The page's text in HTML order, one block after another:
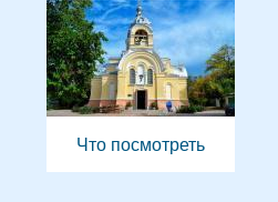
Что посмотреть